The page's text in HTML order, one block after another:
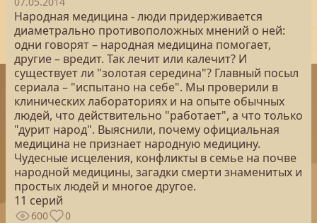
Народная медицина - люди придерживается
диаметрально противоположных мнений о ней:
одни говорят – народная медицина помогает,
другие – вредит. Так лечит или калечит? И
существует ли "золотая середина"? Главный посыл
сериала – "испытано на себе". Мы проверили в
клинических лабораториях и на опыте обычных
людей, что действительно "работает", а что только
"дурит народ". Выяснили, почему официальная
медицина не признает народную медицину.
Чудесные исцеления, конфликты в семье на почве
народной медицины, загадки смерти знаменитых и
простых людей и многое другое.
11 серий
600 0